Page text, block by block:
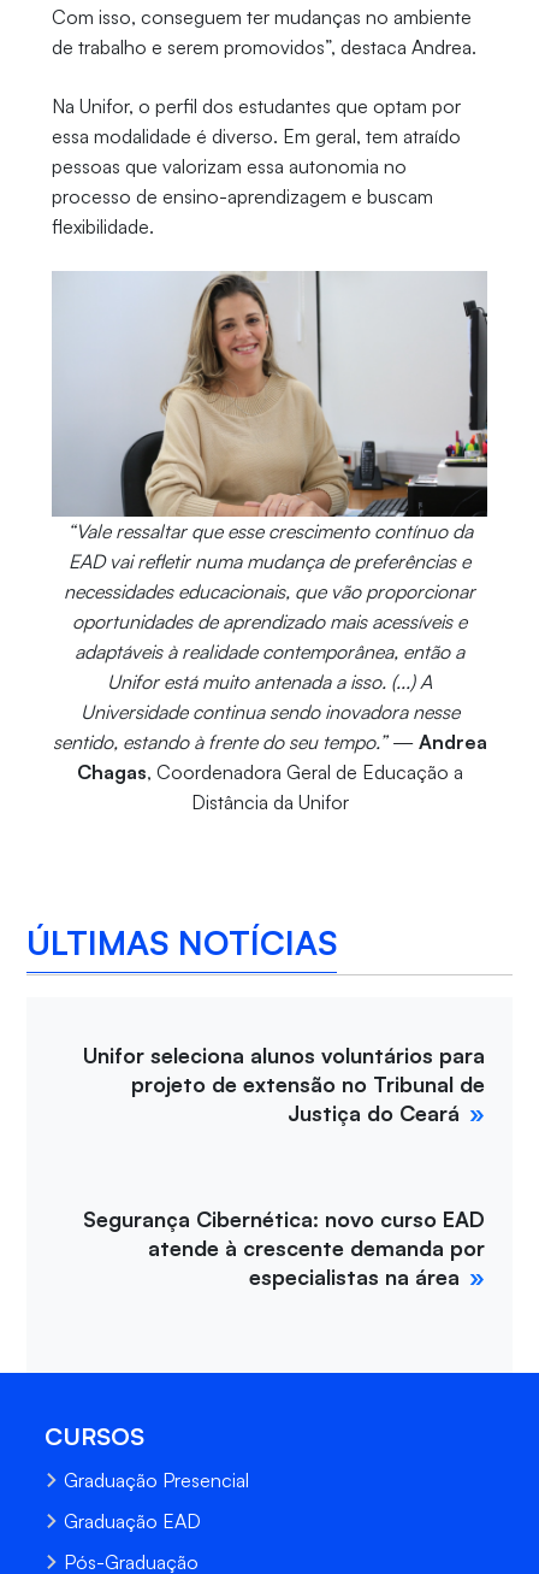
Com isso, conseguem ter mudanças no ambiente
de trabalho e serem promovidos”, destaca Andrea.
Na Unifor, o perfil dos estudantes que optam por
essa modalidade é diverso. Em geral, tem atraído
pessoas que valorizam essa autonomia no
processo de ensino-aprendizagem e buscam
flexibilidade.
“Vale ressaltar que esse crescimento contínuo da
EAD vai refletir numa mudança de preferências e
necessidades educacionais, que vão proporcionar
oportunidades de aprendizado mais acessíveis e
adaptáveis à realidade contemporânea, então a
Unifor está muito antenada a isso. (...) A
Universidade continua sendo inovadora nesse
sentido, estando à frente do seu tempo.”— Andrea
Chagas, Coordenadora Geral de Educação a
Distância da Unifor
ÚLTIMAS NOTÍCIAS
Unifor seleciona alunos voluntários para
projeto de extensão no Tribunal de
Justiça do Ceará
Segurança Cibernética: novo curso EAD
atende à crescente demanda por
especialistas na área
CURSOS
Graduação Presencial
Graduação EAD
Pós-Graduação